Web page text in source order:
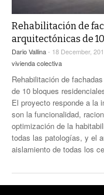
Rehabilitación de
arquitectónicas de
Dario Vallina- 18 December,
vivienda colectiva
Rehabilitación de
de 10 bloques
El proyecto responde a la
son la funcionalidad,
optimización de la
todas las patologías, y el
aislamiento de todas los